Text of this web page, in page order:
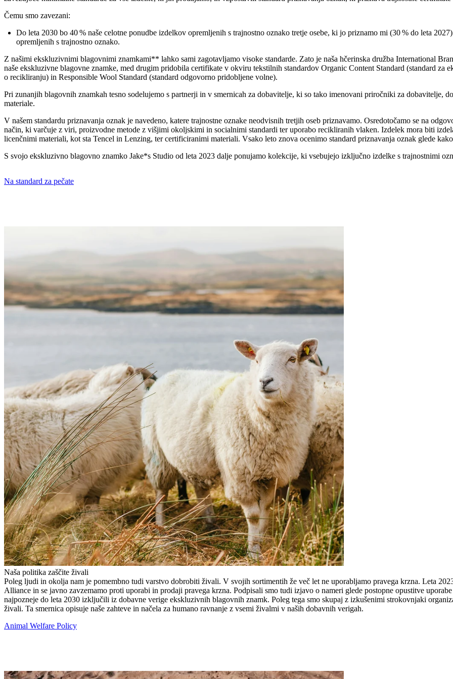
Čemu smo zavezani:
Do leta 2030 bo 40 % naše celotne ponudbe izdelkov opremljenih s trajnostno oznako tretje osebe, ki jo priznamo mi (30 % do leta
opremljenih s trajnostno oznako.
Z našimi ekskluzivnimi blagovnimi znamkami** lahko sami zagotavljamo visoke standarde. Zato je naša hčerinska družba International
naše ekskluzivne blagovne znamke, med drugim pridobila certifikate v okviru tekstilnih standardov Organic Content Standard (standard za
o recikliranju) in Responsible Wool Standard (standard odgovorno pridobljene volne).
Pri zunanjih blagovnih znamkah tesno sodelujemo s partnerji in v smernicah za dobavitelje, ki so tako imenovani priročniki za dobavitelje,
materiale.
V našem standardu priznavanja oznak je navedeno, katere trajnostne oznake neodvisnih tretjih oseb priznavamo. Osredotočamo se na
način, ki varčuje z viri, proizvodne metode z višjimi okoljskimi in socialnimi standardi ter uporabo recikliranih vlaken. Izdelek mora biti
licenčnimi materiali, kot sta Tencel in Lenzing, ter certificiranimi materiali. Vsako leto znova ocenimo standard priznavanja oznak glede
S svojo ekskluzivno blagovno znamko Jake*s Studio od leta 2023 dalje ponujamo kolekcije, ki vsebujejo izključno izdelke s trajnostnimi
Na standard za pečate
Naša politika zaščite živali
Poleg ljudi in okolja nam je pomembno tudi varstvo dobrobiti živali. V svojih sortimentih že več let ne uporabljamo pravega krzna. Leta
Alliance in se javno zavzemamo proti uporabi in prodaji pravega krzna. Podpisali smo tudi izjavo o nameri glede postopne opustitve
najpozneje do leta 2030 izključili iz dobavne verige ekskluzivnih blagovnih znamk. Poleg tega smo skupaj z izkušenimi strokovnjaki
živali. Ta smernica opisuje naše zahteve in načela za humano ravnanje z vsemi živalmi v naših dobavnih verigah.
Animal Welfare Policy